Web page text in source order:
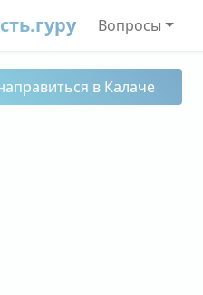
Вопросы
в Калаче